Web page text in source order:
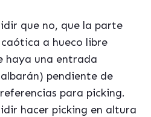
que no, que la parte
a hueco libre
haya una entrada
pendiente de
para picking.
hacer picking en altura